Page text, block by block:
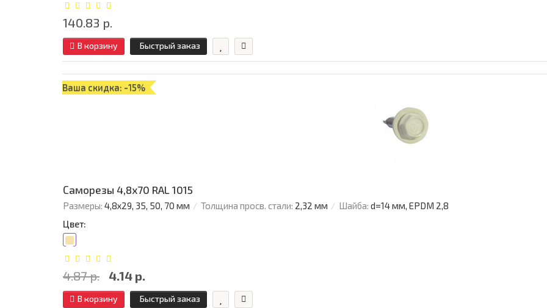
140.83 р.
В корзину Быстрый заказ
Ваша скидка: -15%
Саморезы 4,8х70 RAL 1015
Размеры: 4,8х29, 35, 50, 70 мм Толщина просв. стали: 2,32 мм Шайба: d=14 мм, EPDM 2,8
Цвет:
4.87 р. 4.14 р.
В корзину Быстрый заказ